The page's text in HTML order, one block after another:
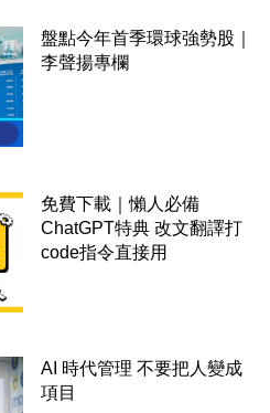
盤點今年首季環球強勢股｜
李聲揚專欄
免費下載｜懶人必備
ChatGPT特典 改文翻譯打
code指令直接用
AI 時代管理 不要把人變成
項目